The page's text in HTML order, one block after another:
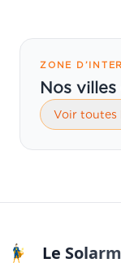
ZONE
Nos
Voir toutes
Le